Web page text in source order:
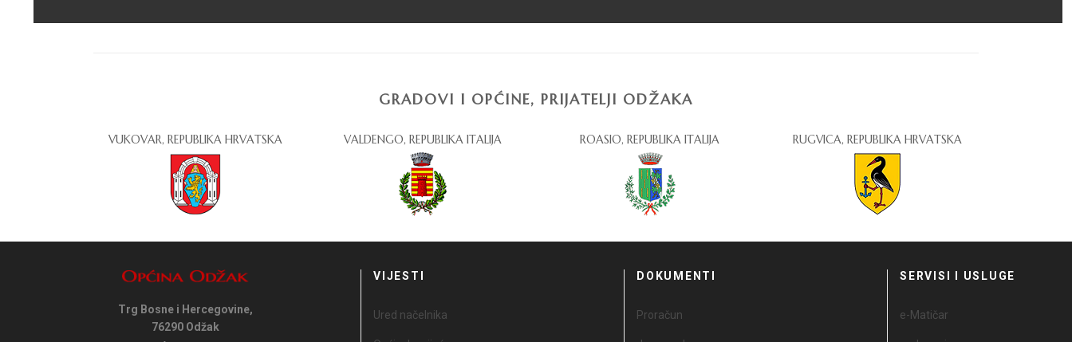
GRADOVI I OPĆINE, PRIJATELJI ODŽAKA
VUKOVAR, REPUBLIKA HRVATSKA VALDENGO, REPUBLIKA ITALIJA ROASIO, REPUBLIKA ITALIJA RUGVICA, REPUBLIKA HRVATSKA
Trg Bosne i Hercegovine,
76290 Odžak
VIJESTI
Ured načelnika
DOKUMENTI
Proračun
SERVISI I USLUGE
e-Matičar